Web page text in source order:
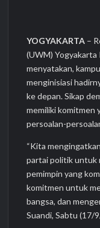
YOGYAKARTA –
(UWM) Yogyakarta
menyatakan,
menginisiasi
ke depan. Sikap
memiliki komitmen
persoalan-
“Kita
partai politik untuk
pemimpin yang
komitmen untuk
bangsa, dan
Suandi, Sabtu (17/